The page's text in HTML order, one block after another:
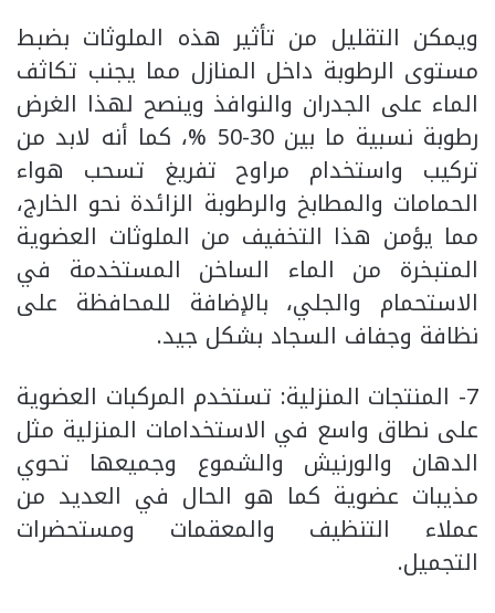
ويمكن التقليل من تأثير هذه الملوثات بضبط
مستوى الرطوبة داخل المنازل مما يجنب تكاثف
الماء على الجدران والنوافذ وينصح لهذا الغرض
رطوبة نسبية ما بين 30-50 %، كما أنه لابد من
تركيب واستخدام مراوح تفريغ تسحب هواء
الحمامات والمطابخ والرطوبة الزائدة نحو الخارج،
مما يؤمن هذا التخفيف من الملوثات العضوية
المتبخرة من الماء الساخن المستخدمة في
الاستحمام والجلي، بالإضافة للمحافظة على
نظافة وجفاف السجاد بشكل جيد.
7- المنتجات المنزلية: تستخدم المركبات العضوية
على نطاق واسع في الاستخدامات المنزلية مثل
الدهان والورنيش والشموع وجميعها تحوي
مذيبات عضوية كما هو الحال في العديد من
عملاء التنظيف والمعقمات ومستحضرات
التجميل.